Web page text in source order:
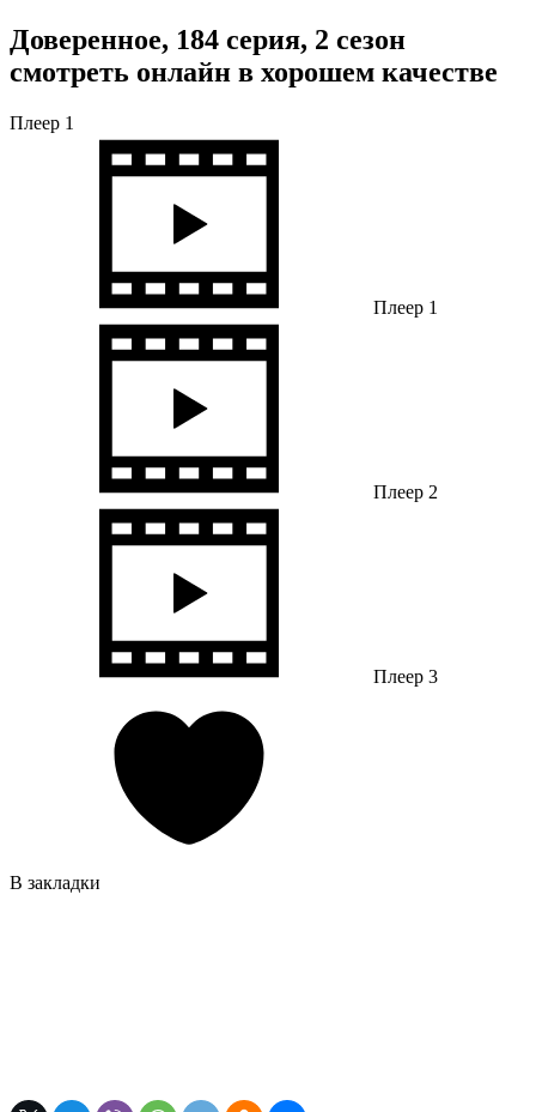
Доверенное, 184 серия, 2 сезон
смотреть онлайн в хорошем качестве
Плеер 1
Плеер 1
Плеер 2
Плеер 3
В закладки